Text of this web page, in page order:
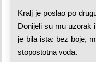
Kralj je poslao po
Donijeli su mu uzorak
je bila ista: bez boje,
stopostotna voda.